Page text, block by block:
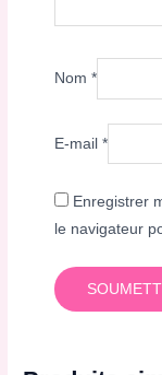
Nom*
E-mail*
Enregistrer
le navigateur